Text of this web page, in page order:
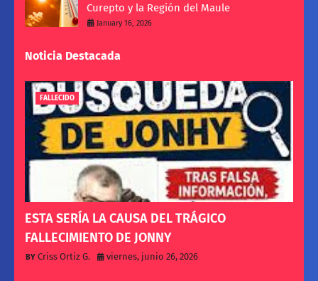
Curepto y la Región del Maule
January 16, 2026
Noticia Destacada
FALLECIDO
ESTA SERÍA LA CAUSA DEL TRÁGICO
FALLECIMIENTO DE JONNY
Criss Ortiz G. viernes, junio 26, 2026